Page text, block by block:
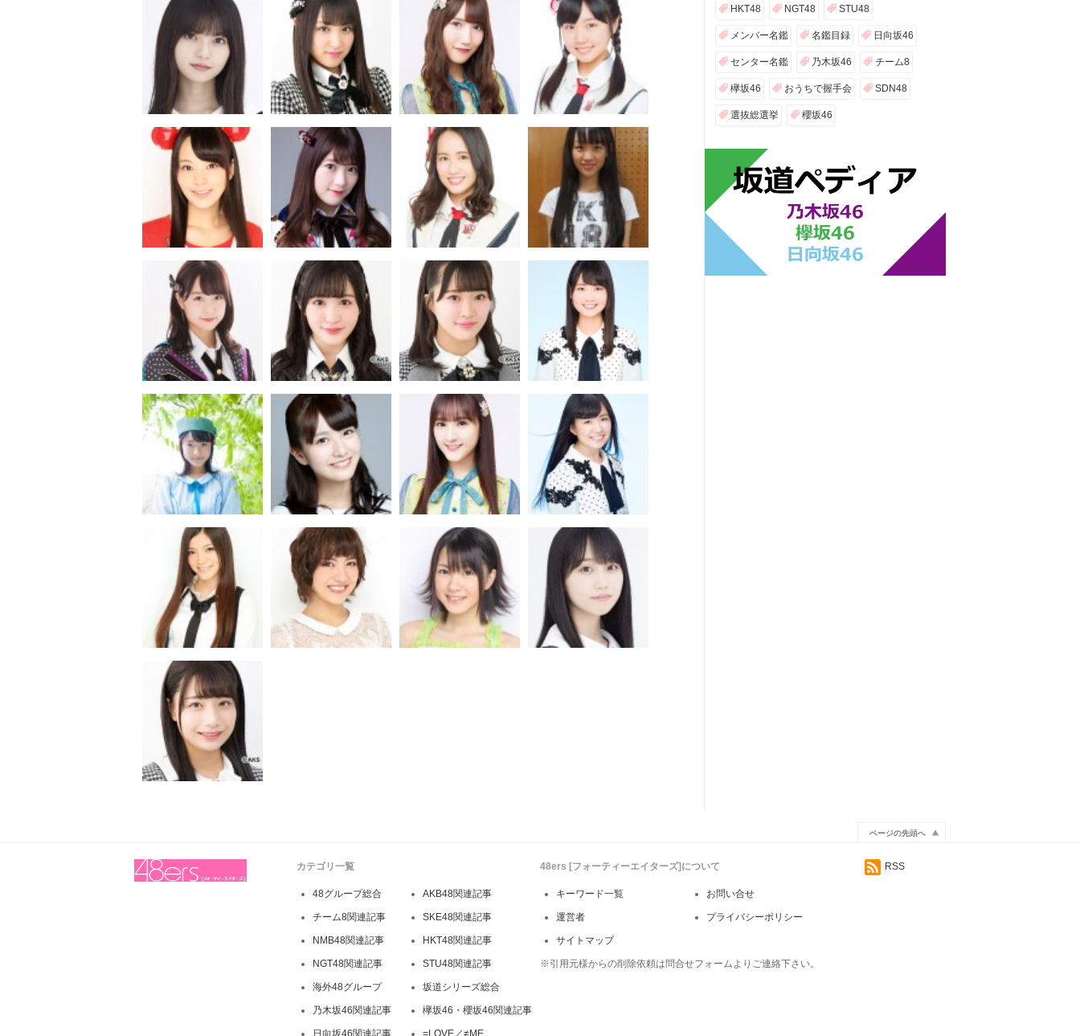
HKT48 NGT48 STU48
メンバー名鑑 名鑑目録 日向坂46
センター名鑑 乃木坂46 チーム8
欅坂46 おうちで握手会 SDN48
選抜総選挙 櫻坂46
ページの先頭へ
カテゴリ一覧
48グループ総合 AKB48関連記事
チーム8関連記事 SKE48関連記事
NMB48関連記事 HKT48関連記事
NGT48関連記事 STU48関連記事
海外48グループ 坂道シリーズ総合
乃木坂46関連記事 欅坂46・櫻坂46関連記事
日向坂46関連記事 =LOVE／≠ME
48ers [フォーティーエイターズ]について
キーワード一覧 お問い合せ
運営者 プライバシーポリシー
サイトマップ
※引用元様からの削除依頼は問合せフォームよりご連絡下さい。
RSS